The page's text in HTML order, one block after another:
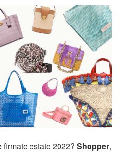
estate 2022? Shopper,